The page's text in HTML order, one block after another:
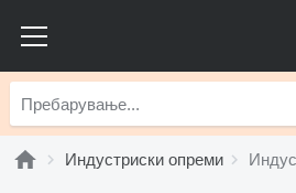
Индустриски опреми